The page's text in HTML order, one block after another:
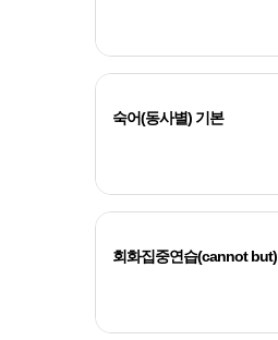
숙어(동사별) 기본
회화집중연습(cannot but)